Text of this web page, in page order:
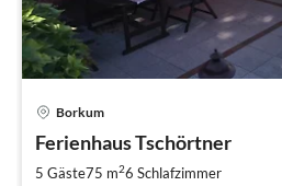
Borkum
Ferienhaus Tschörtner
5 Gäste75 m26 Schlafzimmer